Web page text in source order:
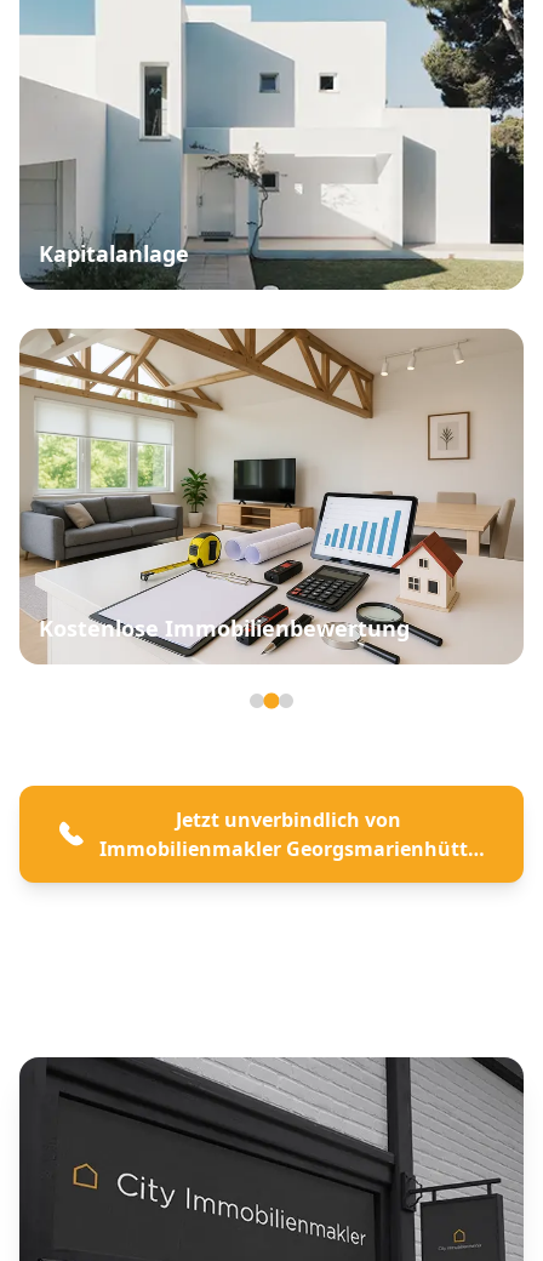
Kapitalanlage
Kostenlose Immobilienbewertung
Jetzt unverbindlich von
Immobilienmakler Georgsmarienhütte
beraten lassen